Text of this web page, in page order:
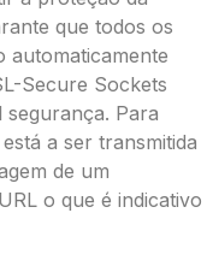
que todos os
automaticamente
Secure Sockets
Para
a ser transmitida
de um
o que é indicativo